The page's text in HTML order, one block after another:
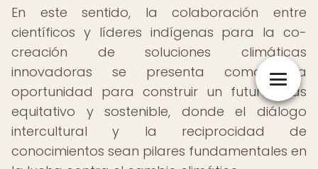
En este sentido, la colaboración entre
científicos y líderes indígenas para la co-
creación de soluciones climáticas
innovadoras se presenta como una
oportunidad para construir un futuro más
equitativo y sostenible, donde el diálogo
intercultural y la reciprocidad de
conocimientos sean pilares fundamentales en